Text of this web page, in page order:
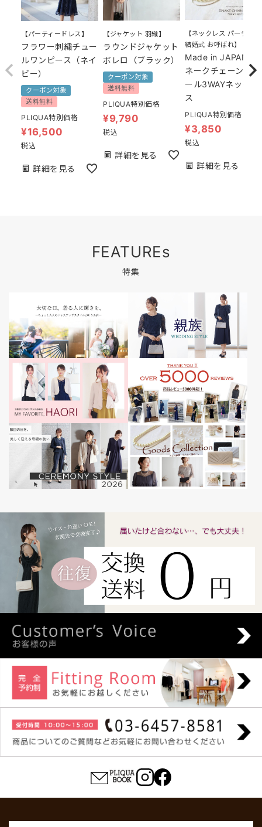
【パーティードレス】
フラワー刺繍チュー
ルワンピース（ネイ
ビー）
クーポン対象
送料無料
PLIQUA特別価格
¥16,500
税込
詳細を見る
【ジャケット 羽織】
ラウンドジャケット
ボレロ（ブラック）
クーポン対象
送料無料
PLIQUA特別価格
¥9,790
税込
詳細を見る
【ネックレス パーティー
結婚式 お呼ばれ】
Made in JAPAN ス
ネークチェーン＆パ
ール3WAYネックレ
ス
PLIQUA特別価格
¥3,850
税込
詳細を見る
FEATUREs
特集